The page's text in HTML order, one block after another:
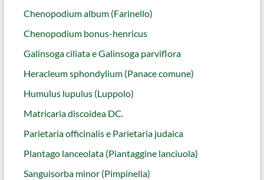
Chenopodium album (Farinello)
Chenopodium bonus-henricus
Galinsoga ciliata e Galinsoga parviflora
Heracleum sphondylium (Panace comune)
Humulus lupulus (Luppolo)
Matricaria discoidea DC.
Parietaria officinalis e Parietaria judaica
Plantago lanceolata (Piantaggine lanciuola)
Sanguisorba minor (Pimpinella)